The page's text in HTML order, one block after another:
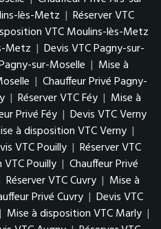
lès-Metz | Réserver VTC
VTC Moulins-lès-Metz
Metz | Devis VTC Pagny-sur-
sur-Moselle | Mise à
| Chauffeur Privé Pagny-
| Réserver VTC Féy | Mise à
Privé Féy | Devis VTC Verny
à disposition VTC Verny |
VTC Pouilly | Réserver VTC
Pouilly | Chauffeur Privé
Réserver VTC Cuvry | Mise à
Privé Cuvry | Devis VTC
| Mise à disposition VTC Marly |